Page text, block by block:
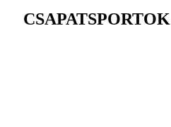
CSAPATSPORTOK